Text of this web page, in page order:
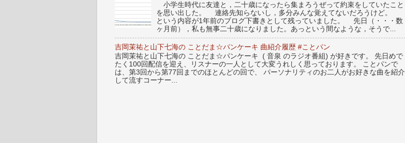
小学生時代に友達と，二十歳になったら集まろうぜって約束をしていたこと
を思い出した。 連絡先知らないし，多分みんな覚えてないだろうけど。
という内容が1年前のブログ下書きとして残っていました。 先日（・・・数
ヶ月前），私も無事二十歳になりました。あっという間なような，そうで...
吉岡茉祐と山下七海の ことだま☆パンケーキ 曲紹介履歴 #ことパン
吉岡茉祐と山下七海の ことだま☆パンケーキ ( 音泉 のラジオ番組) が好きです。 先日めで
たく100回配信を迎え、リスナーの一人として大変うれしく思っております。 ことパンで
は、第3回から第77回までのほとんどの回で、 パーソナリティのお二人がお好きな曲を紹介
して流すコーナー...